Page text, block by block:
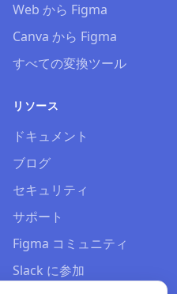
Web から Figma
Canva から Figma
すべての変換ツール
リソース
ドキュメント
ブログ
セキュリティ
サポート
Figma コミュニティ
Slack に参加